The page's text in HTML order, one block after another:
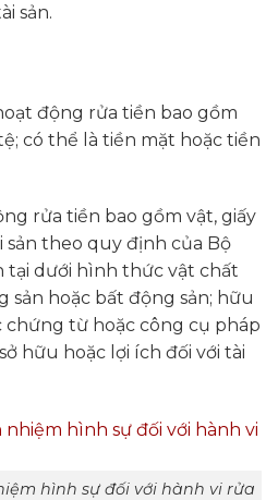
sản.
động rửa tiền bao gồm
có thể là tiền mặt hoặc tiền
rửa tiền bao gồm vật, giấy
sản theo quy định của Bộ
tại dưới hình thức vật chất
sản hoặc bất động sản; hữu
chứng từ hoặc công cụ pháp
hữu hoặc lợi ích đối với tài
hình sự đối với hành vi rửa